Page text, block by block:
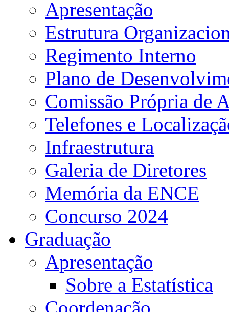
Apresentação
Estrutura
Regimento Interno
Plano de
Comissão Própria de
Telefones e
Infraestrutura
Galeria de Diretores
Memória da ENCE
Concurso 2024
Graduação
Apresentação
Sobre a Estatística
Coordenação